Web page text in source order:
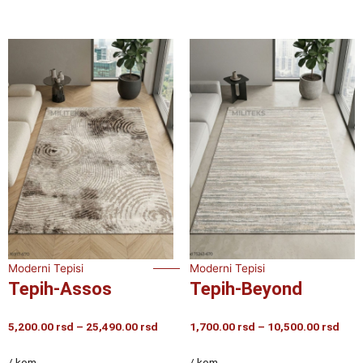
Moderni Tepisi
Tepih-Assos
5,200.00 rsd – 25,490.00 rsd Raspon
Moderni Tepisi
Tepih-Beyond
1,700.00 rsd – 10,500.00 rsd